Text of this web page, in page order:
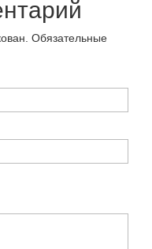
Обязательные